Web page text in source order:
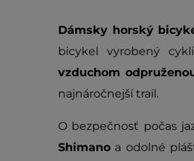
Dámsky horský
bicykel vyrobený
vzduchom
najnáročnejší trail.
O bezpečnosť počas
Shimano a odolné